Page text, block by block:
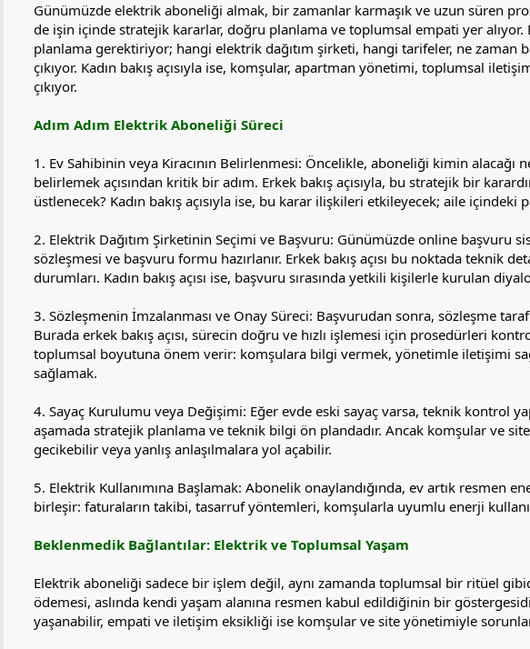
Günümüzde elektrik aboneliği almak, bir zamanlar karmaşık ve uzun süren
de işin içinde stratejik kararlar, doğru planlama ve toplumsal empati yer alıyor.
planlama gerektiriyor; hangi elektrik dağıtım şirketi, hangi tarifeler, ne zaman
çıkıyor. Kadın bakış açısıyla ise, komşular, apartman yönetimi, toplumsal
çıkıyor.
Adım Adım Elektrik Aboneliği Süreci
1. Ev Sahibinin veya Kiracının Belirlenmesi: Öncelikle, aboneliği kimin
belirlemek açısından kritik bir adım. Erkek bakış açısıyla, bu stratejik bir
üstlenecek? Kadın bakış açısıyla ise, bu karar ilişkileri etkileyecek; aile
2. Elektrik Dağıtım Şirketinin Seçimi ve Başvuru: Günümüzde online başvuru
sözleşmesi ve başvuru formu hazırlanır. Erkek bakış açısı bu noktada teknik
durumları. Kadın bakış açısı ise, başvuru sırasında yetkili kişilerle kurulan
3. Sözleşmenin İmzalanması ve Onay Süreci: Başvurudan sonra, sözleşme
Burada erkek bakış açısı, sürecin doğru ve hızlı işlemesi için prosedürleri
toplumsal boyutuna önem verir: komşulara bilgi vermek, yönetimle iletişimi
sağlamak.
4. Sayaç Kurulumu veya Değişimi: Eğer evde eski sayaç varsa, teknik kontrol
aşamada stratejik planlama ve teknik bilgi ön plandadır. Ancak komşular ve
gecikebilir veya yanlış anlaşılmalara yol açabilir.
5. Elektrik Kullanımına Başlamak: Abonelik onaylandığında, ev artık resmen
birleşir: faturaların takibi, tasarruf yöntemleri, komşularla uyumlu enerji
Beklenmedik Bağlantılar: Elektrik ve Toplumsal Yaşam
Elektrik aboneliği sadece bir işlem değil, aynı zamanda toplumsal bir ritüel
ödemesi, aslında kendi yaşam alanına resmen kabul edildiğinin bir
yaşanabilir, empati ve iletişim eksikliği ise komşular ve site yönetimiyle